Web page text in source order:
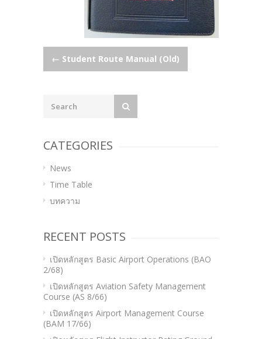
Post
navigation
← Student Route Manual (Old)
CATEGORIES
News
Time Table
บทความ
RECENT POSTS
เปิดหลักสูตร Basic Airport Operations (BAO
2/68)
เปิดหลักสูตร Aviation Safety Management
Course (AS 8/66)
เปิดหลักสูตร Airport Management Course
(BAM 17/66)